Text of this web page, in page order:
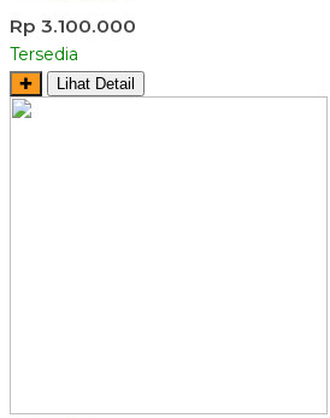
Rp 3.100.000
Tersedia
✚ Lihat Detail